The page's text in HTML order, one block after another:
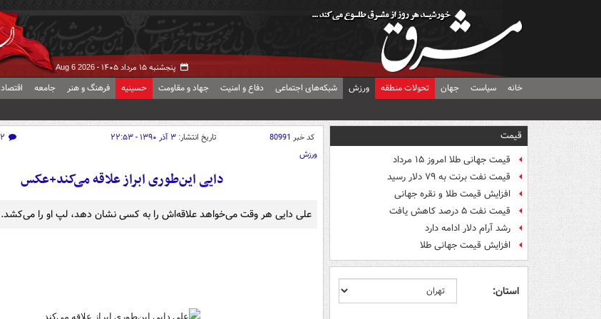
پنجشنبه ۱۵ مرداد ۱۴۰۵ - Aug 6 2026
خانه سیاست جهان تحولات منطقه ورزش شبکه‌های اجتماعی دفاع و امنیت جهاد و مقاومت حسینیه فرهنگ و هنر جامعه اقتصاد
قیمت
قیمت جهانی طلا امروز ۱۵ مرداد
قیمت نفت برنت به ۷۹ دلار رسید
افزایش قیمت طلا و نقره جهانی
قیمت نفت ۵ درصد کاهش یافت
رشد آرام دلار ادامه دارد
افزایش قیمت جهانی طلا
استان:
کد خبر 80991 تاریخ انتشار: ۳ آذر ۱۳۹۰ - ۲۲:۵۳ ۲ نظر
ورزش
دایی این‌طوری ابراز علاقه می‌کند‌+عکس
علی دایی هر وقت می‌خواهد علاقه‌اش را به کسی نشان دهد، لپ او را می‌کشد.